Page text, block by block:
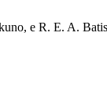
e R. E.